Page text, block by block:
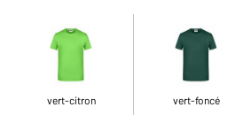
vert-citron vert-foncé